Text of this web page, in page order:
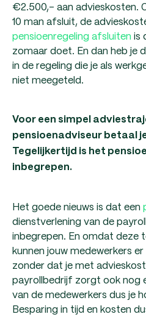
€2.500,- aan advieskosten.
10 man afsluit, de
pensioenregeling afsluiten is
zomaar doet. En dan heb je
in de regeling die je als
niet meegeteld.
Voor een simpel
pensioenadviseur betaal
Tegelijkertijd is het
inbegrepen.
Het goede nieuws is dat een
dienstverlening van de
inbegrepen. En omdat deze
kunnen jouw medewerkers
zonder dat je met
payrollbedrijf zorgt ook nog
van de medewerkers dus je
Besparing in tijd en kosten